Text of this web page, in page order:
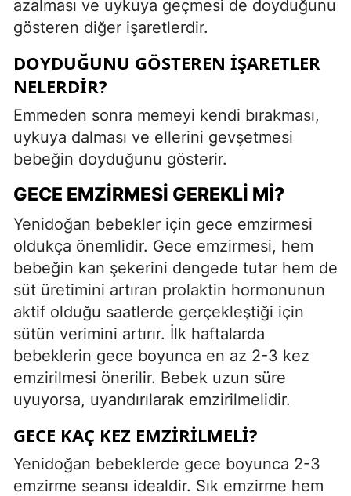
azalması ve uykuya geçmesi de doyduğunu
gösteren diğer işaretlerdir.
DOYDUĞUNU GÖSTEREN İŞARETLER
NELERDIR?
Emmeden sonra memeyi kendi bırakması,
uykuya dalması ve ellerini gevşetmesi
bebeğin doyduğunu gösterir.
GECE EMZIRMESI GEREKLI MI?
Yenidoğan bebekler için gece emzirmesi
oldukça önemlidir. Gece emzirmesi, hem
bebeğin kan şekerini dengede tutar hem de
süt üretimini artıran prolaktin hormonunun
aktif olduğu saatlerde gerçekleştiği için
sütün verimini artırır. İlk haftalarda
bebeklerin gece boyunca en az 2-3 kez
emzirilmesi önerilir. Bebek uzun süre
uyuyorsa, uyandırılarak emzirilmelidir.
GECE KAÇ KEZ EMZIRILMELI?
Yenidoğan bebeklerde gece boyunca 2-3
emzirme seansı idealdir. Sık emzirme hem